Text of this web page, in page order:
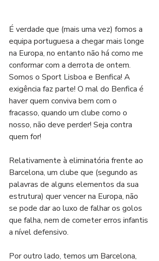
É verdade que (mais uma vez) fomos a
equipa portuguesa a chegar mais longe
na Europa, no entanto não há como me
conformar com a derrota de ontem.
Somos o Sport Lisboa e Benfica! A
exigência faz parte! O mal do Benfica é
haver quem conviva bem com o
fracasso, quando um clube como o
nosso, não deve perder! Seja contra
quem for!
Relativamente à eliminatória frente ao
Barcelona, um clube que (segundo as
palavras de alguns elementos da sua
estrutura) quer vencer na Europa, não
se pode dar ao luxo de falhar os golos
que falha, nem de cometer erros infantis
a nível defensivo.
Por outro lado, temos um Barcelona,